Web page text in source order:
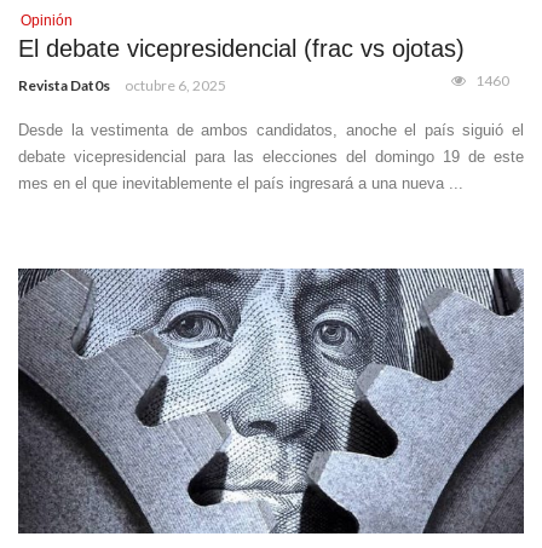
Opinión
El debate vicepresidencial (frac vs ojotas)
Revista Dat0s octubre 6, 2025 1460
Desde la vestimenta de ambos candidatos, anoche el país siguió el
debate vicepresidencial para las elecciones del domingo 19 de este
mes en el que inevitablemente el país ingresará a una nueva ...